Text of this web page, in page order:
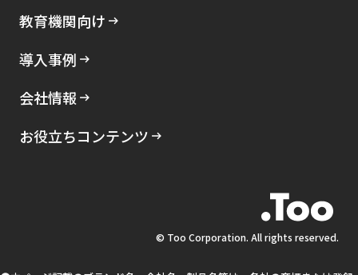
教育機関向け
導入事例
会社情報
お役立ちコンテンツ
© Too Corporation. All rights reserved.